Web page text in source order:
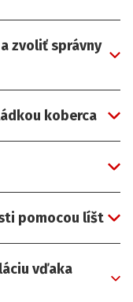
zvoliť správny
koberca
pomocou líšt
vďaka